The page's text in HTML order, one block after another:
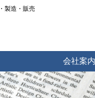
製造・販売
会社案内